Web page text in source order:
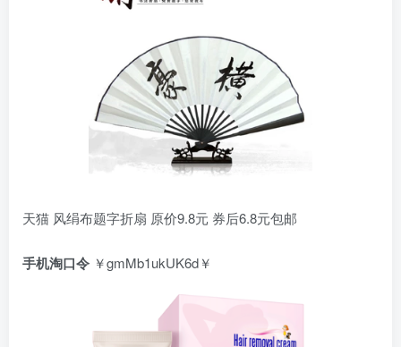
天猫 风绢布题字折扇 原价9.8元 券后6.8元包邮
手机淘口令 ￥gmMb1ukUK6d￥